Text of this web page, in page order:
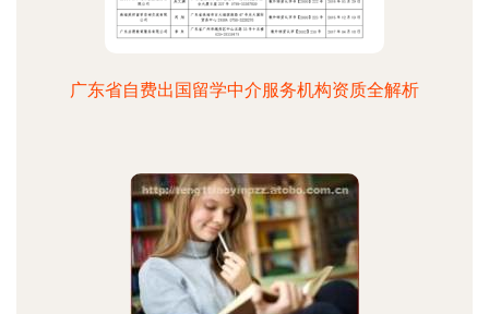
广东省自费出国留学中介服务机构资质全解析